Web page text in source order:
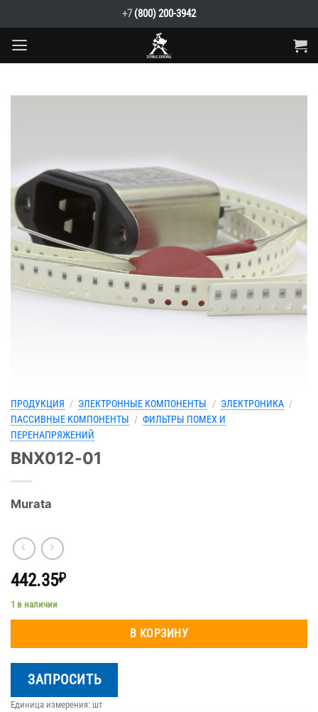
to
content
+7 (800) 200-3942
ПРОДУКЦИЯ / ЭЛЕКТРОННЫЕ КОМПОНЕНТЫ / ЭЛЕКТРОНИКА /
ПАССИВНЫЕ КОМПОНЕНТЫ / ФИЛЬТРЫ ПОМЕХ И
ПЕРЕНАПРЯЖЕНИЙ
BNX012-01
Murata
442.35₽
1 в наличии
В КОРЗИНУ
ЗАПРОСИТЬ
Единица измерения: шт